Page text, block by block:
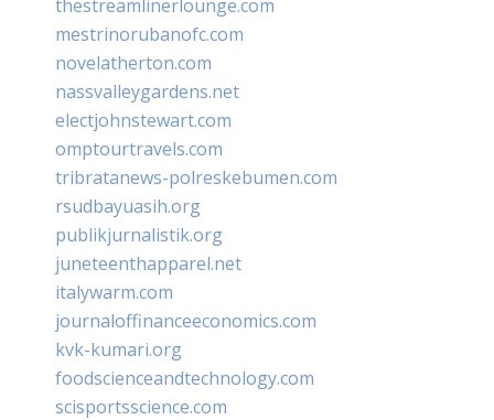
thestreamlinerlounge.com
mestrinorubanofc.com
novelatherton.com
nassvalleygardens.net
electjohnstewart.com
omptourtravels.com
tribratanews-polreskebumen.com
rsudbayuasih.org
publikjurnalistik.org
juneteenthapparel.net
italywarm.com
journaloffinanceeconomics.com
kvk-kumari.org
foodscienceandtechnology.com
scisportsscience.com